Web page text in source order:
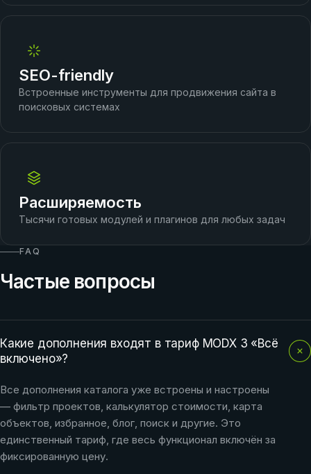
SEO-friendly
Встроенные инструменты для продвижения сайта в
поисковых системах
Расширяемость
Тысячи готовых модулей и плагинов для любых задач
FAQ
Частые вопросы
Какие дополнения входят в тариф MODX 3 «Всё
включено»?
Все дополнения каталога уже встроены и настроены
— фильтр проектов, калькулятор стоимости, карта
объектов, избранное, блог, поиск и другие. Это
единственный тариф, где весь функционал включён за
фиксированную цену.